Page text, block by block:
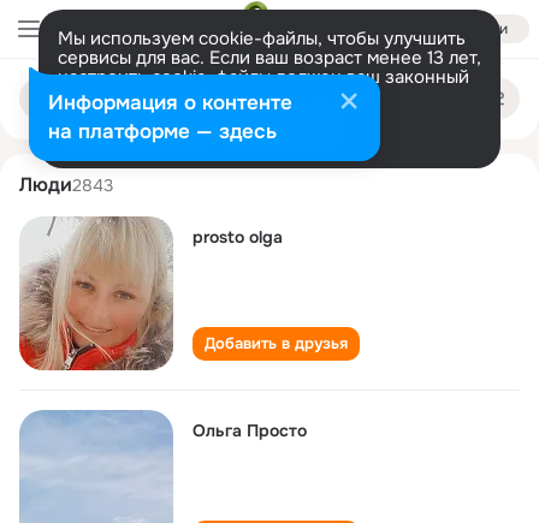
Войти
Мы используем cookie-файлы, чтобы улучшить
сервисы для вас. Если ваш возраст менее 13 лет,
настроить cookie-файлы должен ваш законный
представитель. Больше информации
Разрешить все Настроить
Поиск
людям
prosto olga
Люди2843
prosto olga
Добавить в друзья
Ольга Просто
Информация о контенте
на платформе — здесь